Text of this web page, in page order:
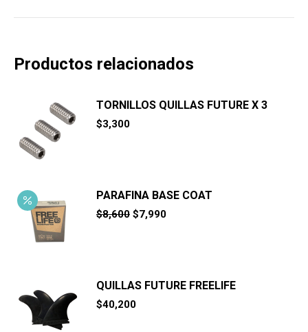
Productos relacionados
TORNILLOS QUILLAS FUTURE X 3
$3,300
PARAFINA BASE COAT
$8,600 El
$7,990El
QUILLAS FUTURE FREELIFE
$40,200